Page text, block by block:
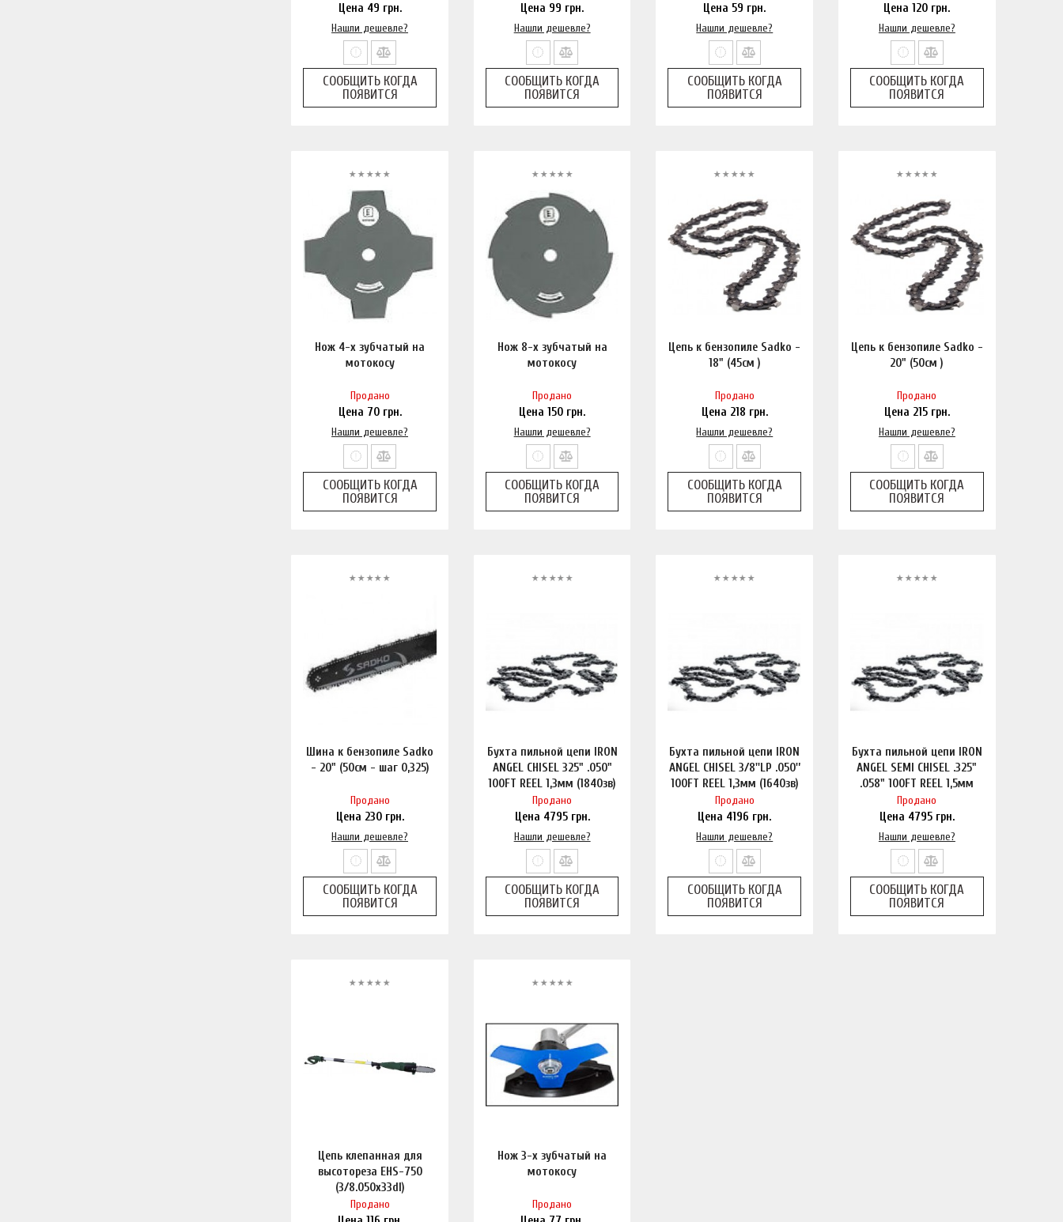
Цена 49 грн.
Нашли дешевле?
СООБЩИТЬ КОГДА
ПОЯВИТСЯ
Цена 99 грн.
Нашли дешевле?
СООБЩИТЬ КОГДА
ПОЯВИТСЯ
Цена59 грн.
Нашли дешевле?
СООБЩИТЬ КОГДА
ПОЯВИТСЯ
Цена120 грн.
Нашли дешевле?
СООБЩИТЬ КОГДА
ПОЯВИТСЯ
Нож 4-х зубчатый на
мотокосу
Продано
Цена 70грн.
Нашли дешевле?
СООБЩИТЬ КОГДА
ПОЯВИТСЯ
Нож 8-х зубчатый на
мотокосу
Продано
Цена150 грн.
Нашли дешевле?
СООБЩИТЬ КОГДА
ПОЯВИТСЯ
Цепь к бензопиле Sadko -
18" (45см )
Продано
Цена 218 грн.
Нашли дешевле?
СООБЩИТЬ КОГДА
ПОЯВИТСЯ
Цепь к бензопиле Sadko -
20" (50см )
Продано
Цена 215грн.
Нашли дешевле?
СООБЩИТЬ КОГДА
ПОЯВИТСЯ
Шина к бензопиле Sadko
- 20" (50см - шаг 0,325)
Продано
Цена 230грн.
Нашли дешевле?
СООБЩИТЬ КОГДА
ПОЯВИТСЯ
Бухта пильной цепи IRON
ANGEL CHISEL 325" .050"
100FT REEL 1,3мм (1840зв)
бухта
Продано
Цена 4795грн.
Нашли дешевле?
СООБЩИТЬ КОГДА
ПОЯВИТСЯ
Бухта пильной цепи IRON
ANGEL CHISEL 3/8''LP .050'’
100FT REEL 1,3мм (1640зв)
бухта
Продано
Цена 4196 грн.
Нашли дешевле?
СООБЩИТЬ КОГДА
ПОЯВИТСЯ
Бухта пильной цепи IRON
ANGEL SEMI CHISEL .325"
.058" 100FT REEL 1,5мм
(1840зв) бухта
Продано
Цена 4795грн.
Нашли дешевле?
СООБЩИТЬ КОГДА
ПОЯВИТСЯ
Цепь клепанная для
высотореза EHS-750
(3/8.050х33dl)
Продано
Нож 3-х зубчатый на
мотокосу
Продано